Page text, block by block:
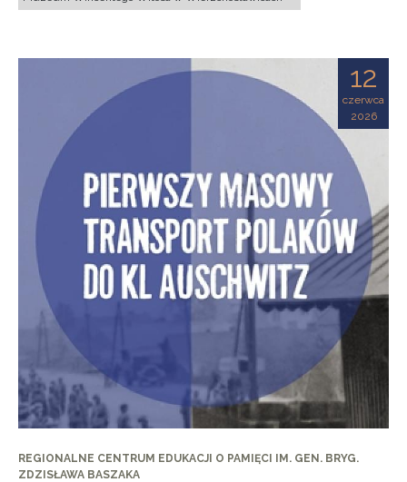
12
czerwca
2026
REGIONALNE CENTRUM EDUKACJI O PAMIĘCI IM. GEN. BRYG.
ZDZISŁAWA BASZAKA